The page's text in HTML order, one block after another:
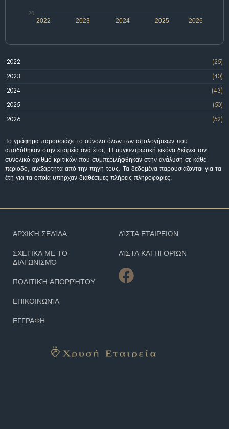
2025
2022 2023 2024 2026
20
2022
(25)
2023
(40)
2024
(43)
2025
(50)
2026
(52)
Το γράφημα παρουσιάζει το σύνολο όλων των αξιολογήσεων που
αποδόθηκαν στην εταιρεία ανά έτος. Η συγκεντρωτική εικόνα δείχνει τον
συνολικό αριθμό κριτικών που συμπεριλήφθηκαν στην ανάλυση σε κάθε
περίοδο, ανεξάρτητα από την πηγή τους. Τα δεδομένα παρουσιάζονται για τα
έτη για τα οποία υπήρχαν διαθέσιμες πλήρεις πληροφορίες.
ΑΡΧΙΚΉ ΣΕΛΊΔΑ
ΣΧΕΤΙΚΆ ΜΕ ΤΟ
ΔΙΑΓΩΝΙΣΜΌ
ΠΟΛΙΤΙΚΉ ΑΠΟΡΡΉΤΟΥ
ΕΠΙΚΟΙΝΩΝΊΑ
ΕΓΓΡΑΦΗ
ΛΊΣΤΑ ΕΤΑΙΡΕΙΏΝ
ΛΊΣΤΑ ΚΑΤΗΓΟΡΙΏΝ